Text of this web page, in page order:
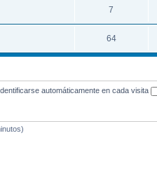
7
64
automáticamente en cada visita